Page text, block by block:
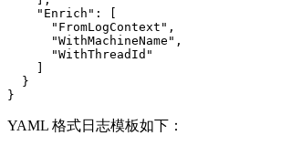
    "Enrich": [
      "FromLogContext",
      "WithMachineName",
      "WithThreadId"
  }
}
YAML 格式日志模板如下：